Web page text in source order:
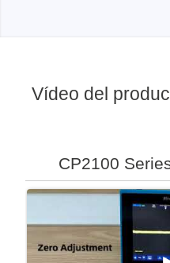
Vídeo del
CP2100